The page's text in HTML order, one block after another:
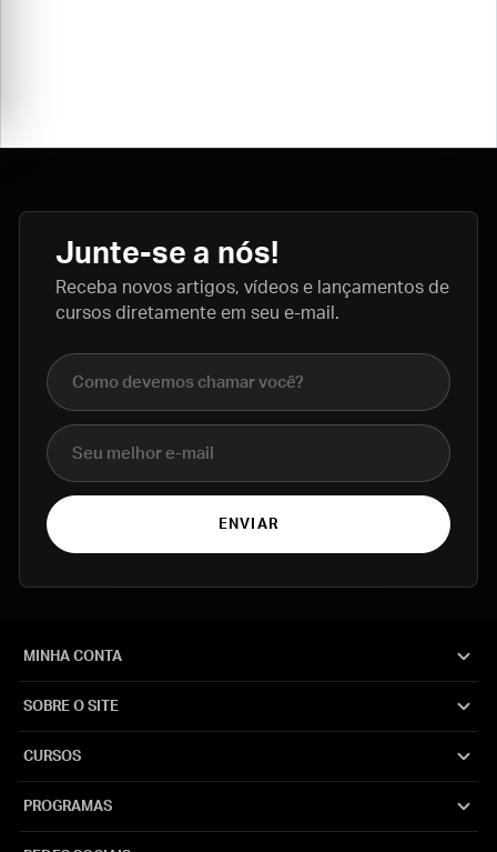
Junte-se a nós!
Receba novos artigos, vídeos e lançamentos de
cursos diretamente em seu e-mail.
Nome completo
E-mail
ENVIAR
MINHA CONTA
SOBRE O SITE
CURSOS
PROGRAMAS